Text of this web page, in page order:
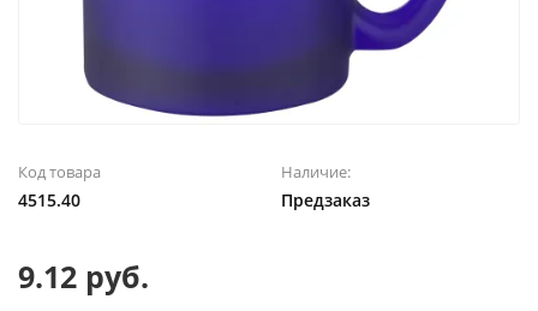
Код товара
4515.40
Наличие:
Предзаказ
9.12 руб.